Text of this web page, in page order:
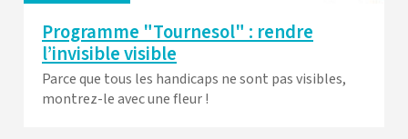
Programme "Tournesol" : rendre
l’invisible visible
Parce que tous les handicaps ne sont pas visibles,
montrez-le avec une fleur !